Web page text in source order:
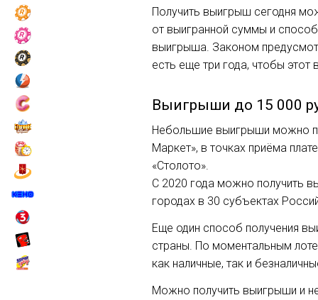
Получить выигрыш сегодня
от выигранной суммы и
выигрыша. Законом
есть еще три года, чтобы
Выигрыши до 15 000
Небольшие выигрыши можно
Маркет», в точках приёма
«Столото».
С 2020 года можно получить
городах в 30 субъектах
Еще один способ получения
страны. По моментальным
как наличные, так и
Можно получить выигрыши и